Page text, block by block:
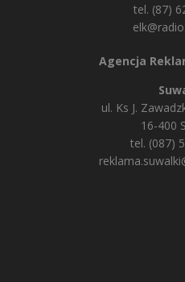
tel. (87)
Agencja
ul. Ks J.
16-400
tel. (087)